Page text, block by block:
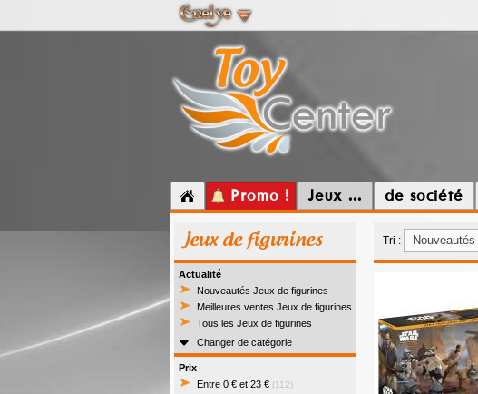
Promo ! Jeux ... de société
Jeux de figurines
Actualité
Nouveautés Jeux de figurines
Meilleures ventes Jeux de figurines
Tous les Jeux de figurines
Changer de catégorie
Prix
Entre 0 € et 23 € (112)
Tri :